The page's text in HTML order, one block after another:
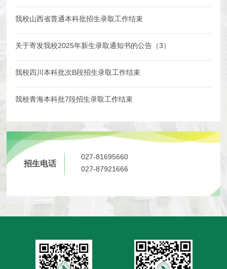
我校山西省普通本科批招生录取工作结束
关于寄发我校2025年新生录取通知书的公告（3）
我校四川本科批次B段招生录取工作结束
我校青海本科批7段招生录取工作结束
招生电话
027-81695660
027-87921666